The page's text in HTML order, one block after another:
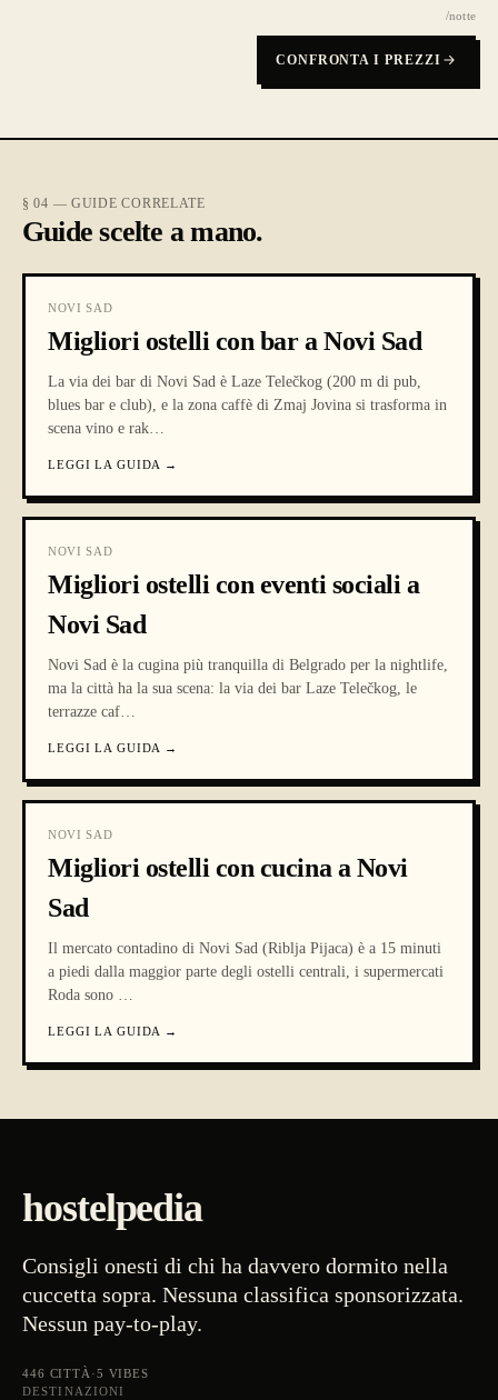
/notte
CONFRONTA I PREZZI
§ 04 — GUIDE CORRELATE
Guide scelte a mano.
NOVI SAD
Migliori ostelli con bar a Novi Sad
La via dei bar di Novi Sad è Laze Telečkog (200 m di pub,
blues bar e club), e la zona caffè di Zmaj Jovina si trasforma in
scena vino e rak…
LEGGI LA GUIDA →
NOVI SAD
Migliori ostelli con eventi sociali a
Novi Sad
Novi Sad è la cugina più tranquilla di Belgrado per la nightlife,
ma la città ha la sua scena: la via dei bar Laze Telečkog, le
terrazze caf…
LEGGI LA GUIDA →
NOVI SAD
Migliori ostelli con cucina a Novi
Sad
Il mercato contadino di Novi Sad (Riblja Pijaca) è a 15 minuti
a piedi dalla maggior parte degli ostelli centrali, i supermercati
Roda sono …
LEGGI LA GUIDA →
hostelpedia
Consigli onesti di chi ha davvero dormito nella
cuccetta sopra. Nessuna classifica sponsorizzata.
Nessun pay-to-play.
446 CITTÀ ·5 VIBES
DESTINAZIONI